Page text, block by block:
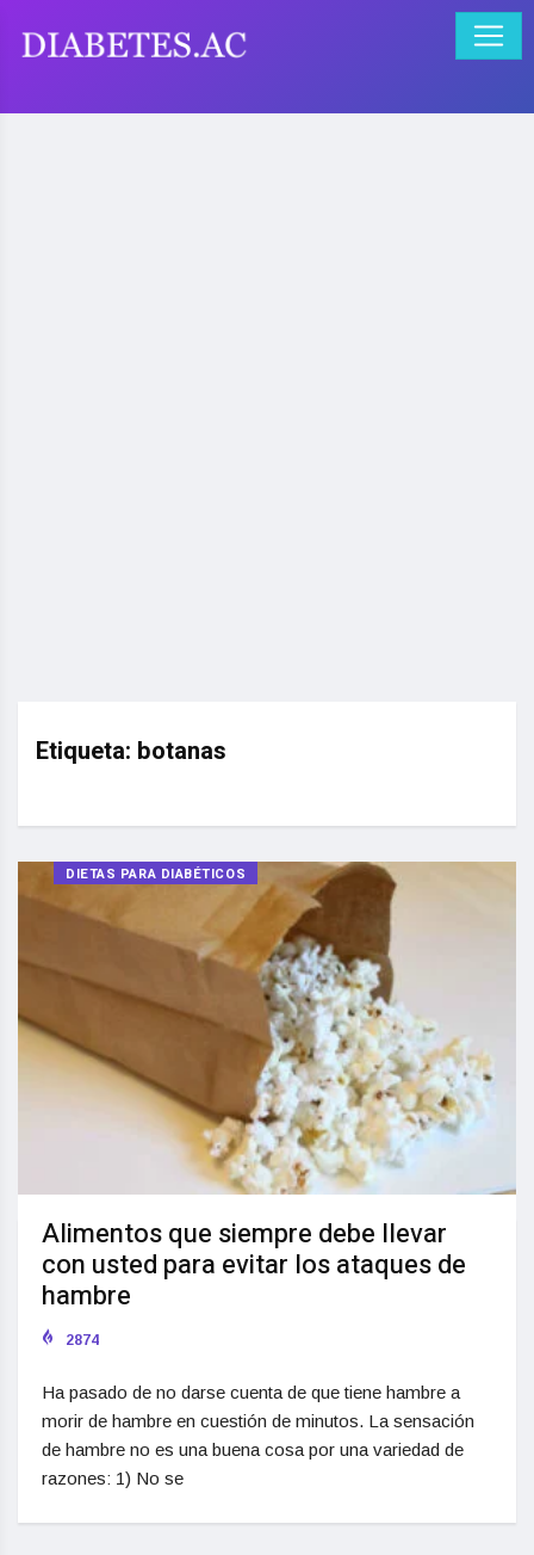
Etiqueta: botanas
DIETAS PARA DIABÉTICOS
Alimentos que siempre debe llevar
con usted para evitar los ataques de
hambre
2874
Ha pasado de no darse cuenta de que tiene hambre a
morir de hambre en cuestión de minutos. La sensación
de hambre no es una buena cosa por una variedad de
razones: 1) No se